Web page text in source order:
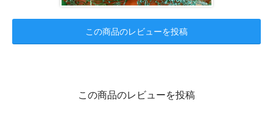
この商品のレビューを投稿
この商品のレビューを投稿